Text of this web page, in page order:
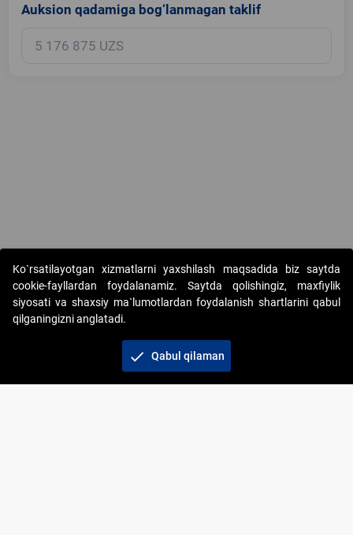
Auksion qadamiga bog‘lanmagan taklif
Copyright © 2017-2026. "Elektron onlayn-auksionlarni tashkil etish"
AJ. Barcha huquqlar himoyalangan
+998 71 202-21-11
Ko`rsatilayotgan xizmatlarni yaxshilash maqsadida biz saytda
cookie-fayllardan foydalanamiz. Saytda qolishingiz, maxfiylik
siyosati va shaxsiy ma`lumotlardan foydalanish shartlarini qabul
qilganingizni anglatadi.
check Qabul qilaman